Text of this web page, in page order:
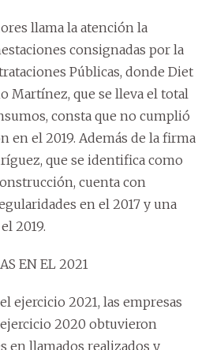
llama la atención la
consignadas por la
Públicas, donde Diet
Martínez, que se lleva el total
consta que no cumplió
en el 2019. Además de la firma
que se identifica como
cuenta con
en el 2017 y una
2019.
EN EL 2021
ejercicio 2021, las empresas
2020 obtuvieron
en llamados realizados y